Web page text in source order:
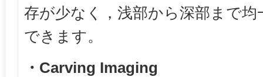
存が少なく，浅部から深部まで
できます。
・Carving Imaging